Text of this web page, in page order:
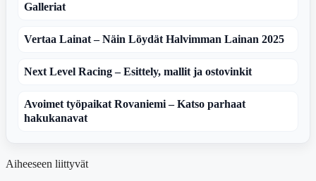
Galleriat
Vertaa Lainat – Näin Löydät Halvimman Lainan 2025
Next Level Racing – Esittely, mallit ja ostovinkit
Avoimet työpaikat Rovaniemi – Katso parhaat
hakukanavat
Aiheeseen liittyvät